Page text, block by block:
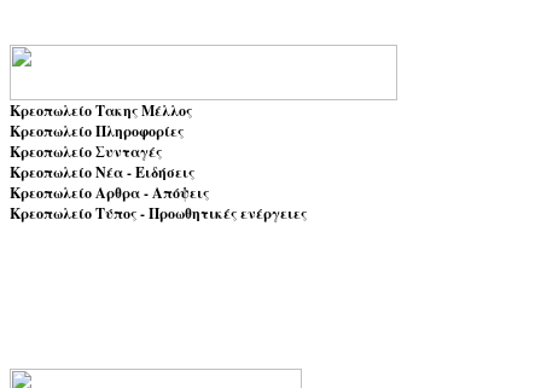
Κρεοπωλείο Τακης Μέλλος
Κρεοπωλείο Πληροφορίες
Κρεοπωλείο Συνταγές
Κρεοπωλείο Νέα - Ειδήσεις
Κρεοπωλείο Αρθρα - Απόψεις
Κρεοπωλείο Τύπος - Προωθητικές ενέργειες